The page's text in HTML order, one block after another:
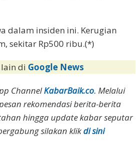
dalam insiden ini. Kerugian
sekitar Rp500 ribu.(*)
di Google News
ChannelKabarBaik.co. Melalui
rekomendasi berita-berita
hingga update kabar seputar
silakan klikdi sini